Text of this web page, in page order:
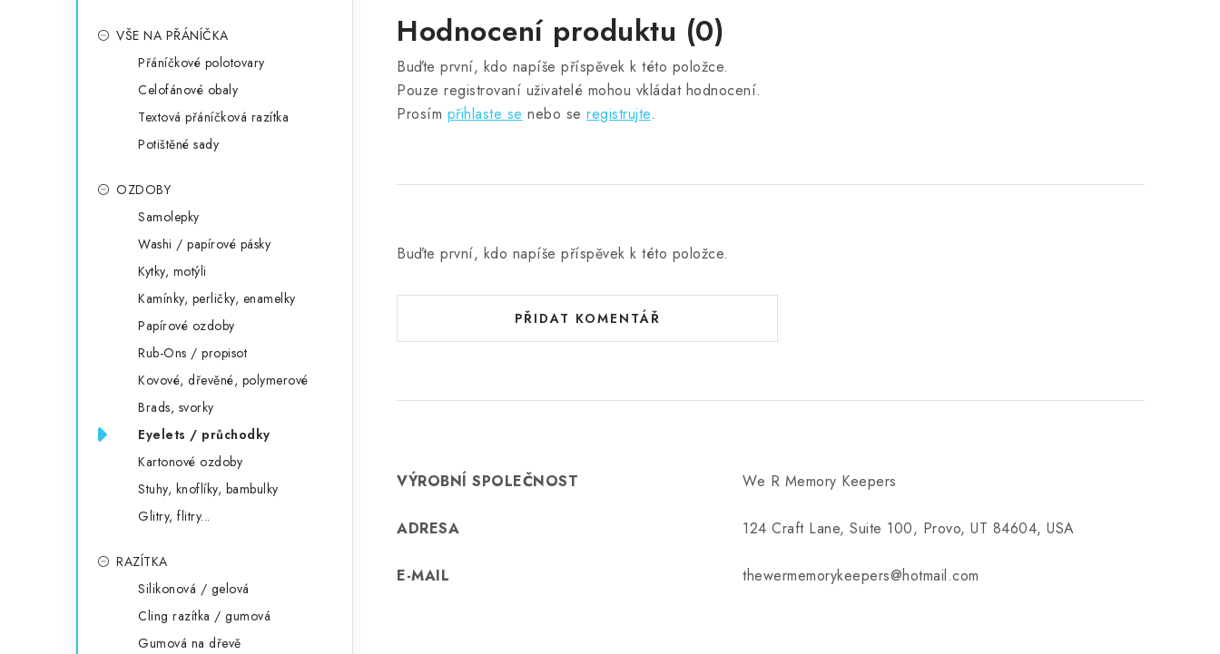
VŠE NA PŘÁNÍČKA
Přáníčkové polotovary
Celofánové obaly
Textová přáníčková razítka
Potištěné sady
OZDOBY
Samolepky
Washi / papírové pásky
Kytky, motýli
Kamínky, perličky, enamelky
Papírové ozdoby
Rub-Ons / propisot
Kovové, dřevěné, polymerové
Brads, svorky
Eyelets / průchodky
Kartonové ozdoby
Stuhy, knoflíky, bambulky
Glitry, flitry...
RAZÍTKA
Silikonová / gelová
Cling razítka / gumová
Gumová na dřevě
Hodnocení produktu (0)
Buďte první, kdo napíše příspěvek k této položce.
Pouze registrovaní uživatelé mohou vkládat hodnocení.
Prosím přihlaste se nebo se registrujte.
Buďte první, kdo napíše příspěvek k této položce.
PŘIDAT KOMENTÁŘ
VÝROBNÍ SPOLEČNOST We R Memory Keepers
ADRESA 124 Craft Lane, Suite 100, Provo, UT 84604, USA
E-MAIL thewermemorykeepers@hotmail.com